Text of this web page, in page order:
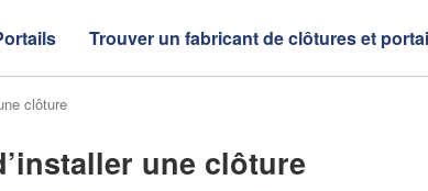
Trouver un fabricant de clôtures et
clôture
une clôture